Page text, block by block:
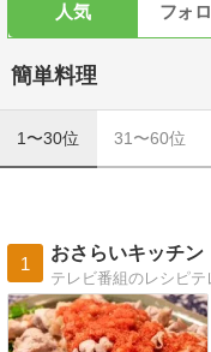
人気 フォ
簡単料理
1〜30位 31〜60位
1
おさらいキッチン